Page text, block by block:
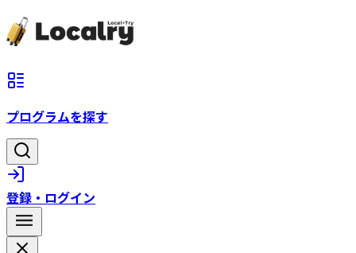
プログラムを探す
登録・ログイン